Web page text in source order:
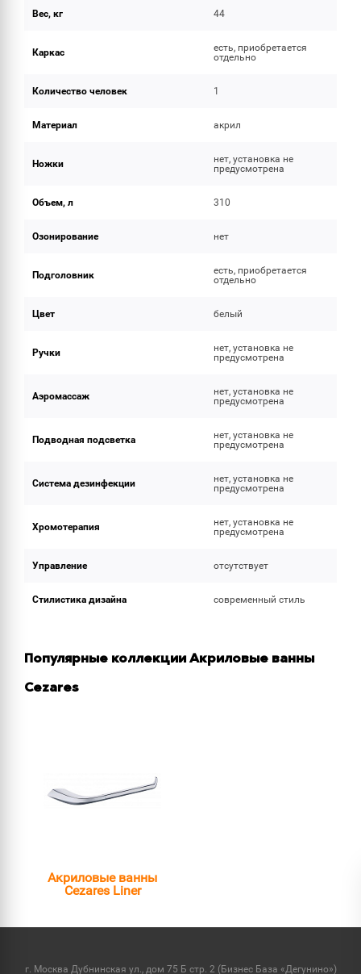
Вес, кг 44
Каркас
есть, приобретается
отдельно
Количество человек 1
Материал акрил
Ножки
нет, установка не
предусмотрена
Объем, л 310
Озонирование нет
Подголовник
есть, приобретается
отдельно
Цвет белый
Ручки
нет, установка не
предусмотрена
Аэромассаж
нет, установка не
предусмотрена
Подводная подсветка
нет, установка не
предусмотрена
Система дезинфекции
нет, установка не
предусмотрена
Хромотерапия
нет, установка не
предусмотрена
Управление отсутствует
Стилистика дизайна современный стиль
Популярные коллекции Акриловые ванны
Cezares
Акриловые ванны
Cezares Liner
г. Москва Дубнинская ул., дом 75 Б стр. 2 (Бизнес База «Дегунино»)